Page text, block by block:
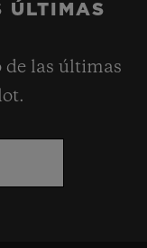
ÚLTIMAS
de las últimas